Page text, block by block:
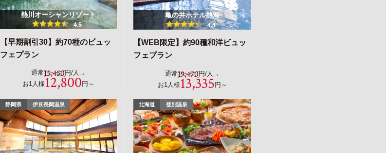
熱川オーシャンリゾート
4.5
【早期割引30】約70種のビュッ
フェプラン
通常15,450円/人→
お1人様12,800 円～
亀の井ホテル熱海
4.4
【WEB限定】約90種和洋ビュッ
フェプラン
通常19,470円/人→
お1人様13,335 円～
静岡県 伊豆長岡温泉 北海道 登別温泉